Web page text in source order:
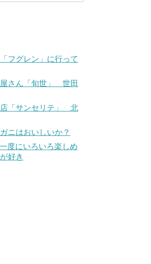
フグレン」に行って
さん「旬世」 世田
店「サンセリテ」 北
ニはおいしいか？
度にいろいろ楽しめ
好き